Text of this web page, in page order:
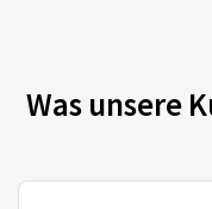
Was unsere